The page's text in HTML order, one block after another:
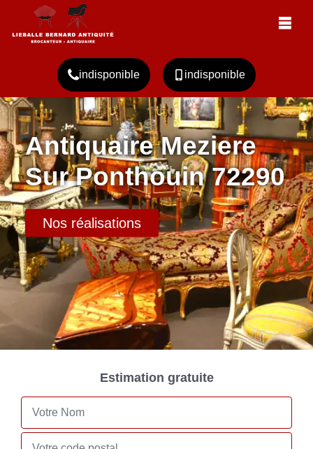
indisponible indisponible
Antiquaire Meziere
Sur Ponthouin 72290
Nos réalisations
Estimation gratuite